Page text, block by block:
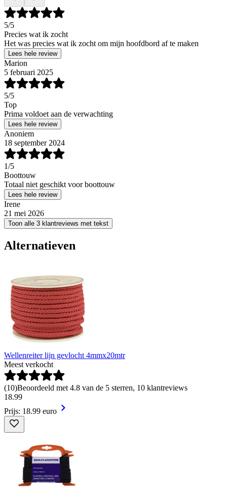
5/5
Precies wat ik zocht
Het was precies wat ik zocht om mijn hoofdbord af te maken
Lees hele review
Marion
5 februari 2025
5/5
Top
Prima voldoet aan de verwachting
Lees hele review
Anoniem
18 september 2024
1/5
Boottouw
Totaal niet geschikt voor boottouw
Lees hele review
Irene
21 mei 2026
Toon alle 3 klantreviews met tekst
Alternatieven
Wellenreiter lijn gevlocht 4mmx20mtr
Meest verkocht
(10)Beoordeeld met 4.8 van de 5 sterren, 10 klantreviews
18.99
Prijs: 18.99 euro